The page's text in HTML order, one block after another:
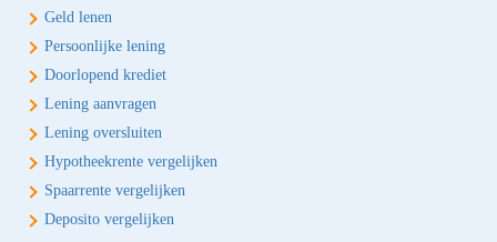
Geld lenen
Persoonlijke lening
Doorlopend krediet
Lening aanvragen
Lening oversluiten
Hypotheekrente vergelijken
Spaarrente vergelijken
Deposito vergelijken